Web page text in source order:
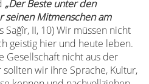
„Der Beste unter den
seinen Mitmenschen am
Sağîr, II, 10) Wir müssen nicht
geistig hier und heute leben.
Gesellschaft nicht aus der
wir ihre Sprache, Kultur,